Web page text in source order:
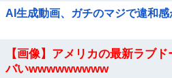
AI生成動画、ガチのマジで違和
【画像】アメリカの最新ラブ
バいwwwwwwwww